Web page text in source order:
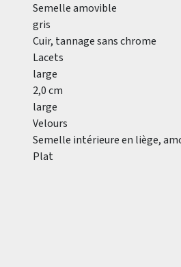
Semelle amovible
gris
Cuir, tannage sans chrome
Lacets
large
2,0 cm
large
Velours
Semelle intérieure en liège,
Plat